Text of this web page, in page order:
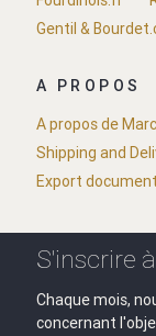
Gentil &
A PROPOS
A propos de
Shipping and
Export
S'inscrire
Chaque mois,
concernant